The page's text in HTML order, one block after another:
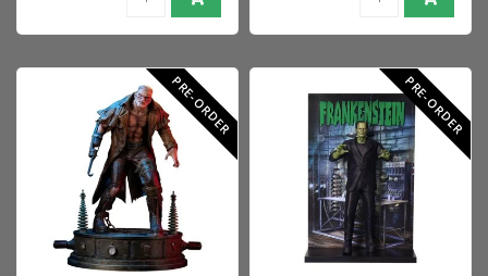
PRE-ORDER PRE-ORDER